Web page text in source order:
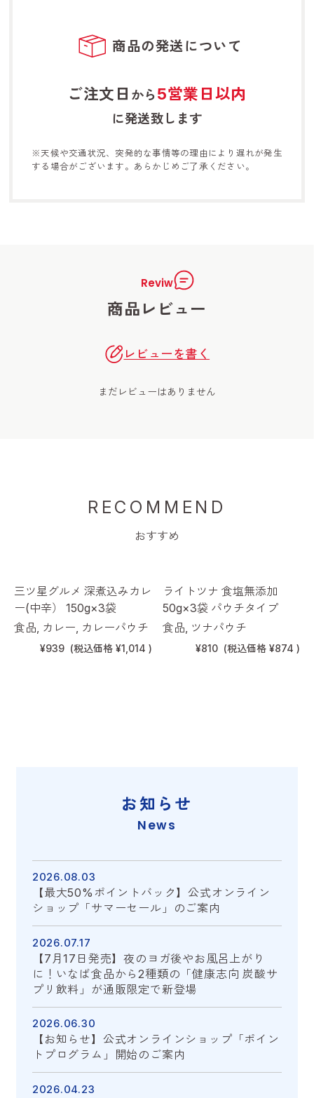
商品の発送について
ご注文日 から5営業日以内
に発送致します
※天候や交通状況、突発的な事情等の理由により遅れが発生
する 場合がございます。あらかじめご了承ください。
Reviw
商品レビュー
レビューを書く
まだレビューはありません
RECOMMEND
おすすめ
三ツ星グルメ 深煮込みカレ
ー(中辛） 150g×3袋
食品, カレー, カレーパウチ
¥939 (税込価格 ¥1,014 )
ライトツナ 食塩無添加
50g×3袋 パウチタイプ
食品, ツナパウチ
¥810 (税込価格 ¥874 )
お知らせ
News
2026.08.03
【最大50%ポイントバック】公式オンライン
ショップ「サマーセール」のご案内
2026.07.17
【7月17日発売】夜のヨガ後やお風呂上がり
に！いなば食品から2種類の「健康志向 炭酸サ
プリ飲料」が通販限定で新登場
2026.06.30
【お知らせ】公式オンラインショップ「ポイン
トプログラム」開始のご案内
2026.04.23